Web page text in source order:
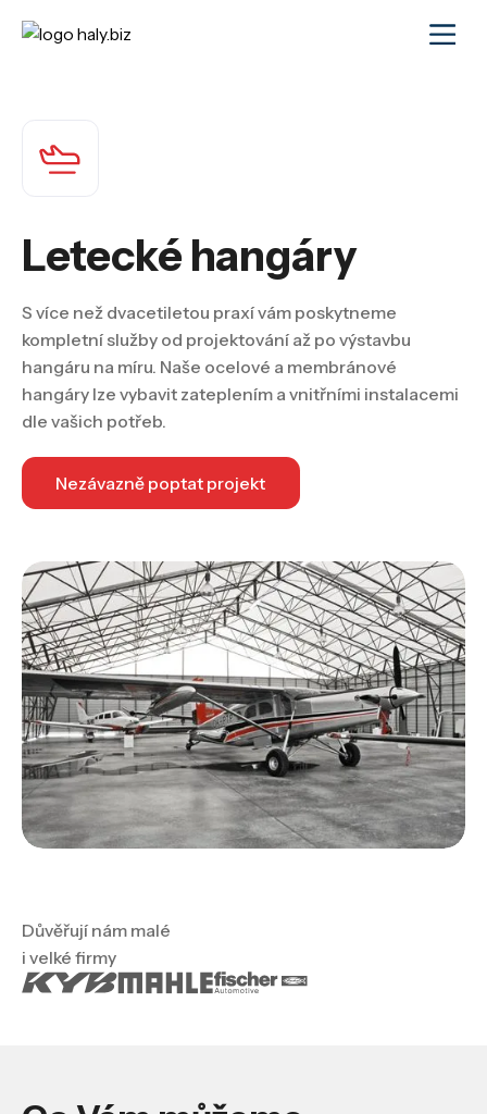
Letecké hangáry
S více než dvacetiletou praxí vám poskytneme
kompletní služby od projektování až po výstavbu
hangáru na míru. Naše ocelové a membránové
hangáry lze vybavit zateplením a vnitřními instalacemi
dle vašich potřeb.
Nezávazně poptat projekt
Důvěřují nám malé
i velké firmy